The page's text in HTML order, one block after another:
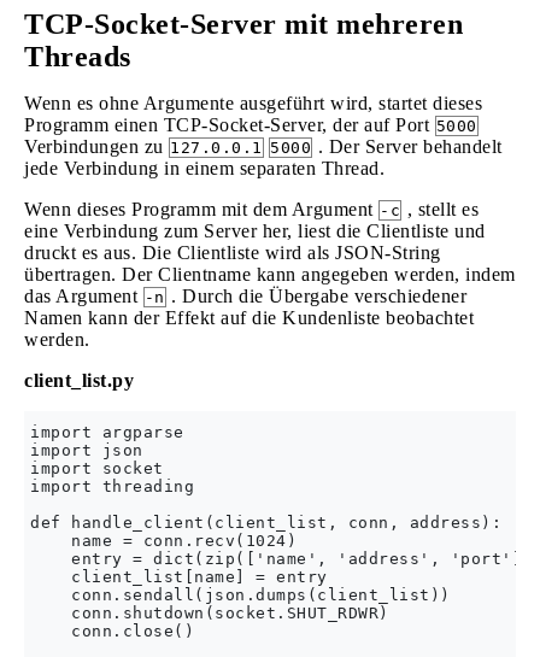
TCP-Socket-Server mit mehreren
Threads
Wenn es ohne Argumente ausgeführt wird, startet dieses
Programm einen TCP-Socket-Server, der auf Port 5000
Verbindungen zu 127.0.0.1 5000 . Der Server behandelt
jede Verbindung in einem separaten Thread.
Wenn dieses Programm mit dem Argument -c , stellt es
eine Verbindung zum Server her, liest die Clientliste und
druckt es aus. Die Clientliste wird als JSON-String
übertragen. Der Clientname kann angegeben werden, indem
das Argument -n . Durch die Übergabe verschiedener
Namen kann der Effekt auf die Kundenliste beobachtet
werden.
client_list.py
import argparse
import json
import socket
import threading
def handle_client(client_list, conn, address):
    name = conn.recv(1024)
entry = dict(zip(['name', 'address',
    client_list[name] = entry
    conn.sendall(json.dumps(client_list))
    conn.shutdown(socket.SHUT_RDWR)
    conn.close()